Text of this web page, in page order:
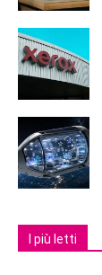
I più letti